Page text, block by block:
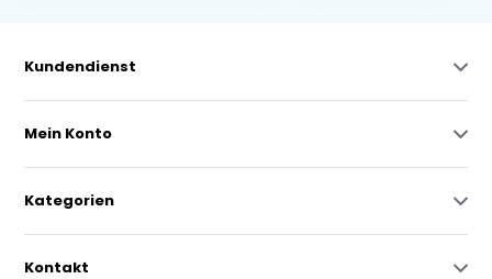
Kundendienst
Mein Konto
Kategorien
Kontakt